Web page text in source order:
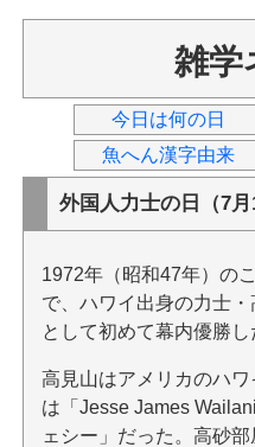
雑学
今日は何の日
魚へん漢字由来
外国人力士の日（7月
1972年（昭和47年）の
で、ハワイ出身の力士
として初めて幕内優勝し
高見山はアメリカのハ
は「Jesse James
ェシー」だった。高砂